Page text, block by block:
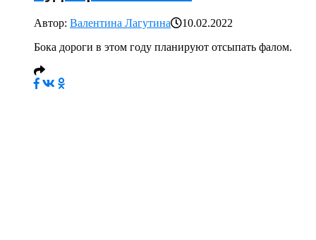
Автор: Валентина Лагутина
10.02.2022
Бока дороги в этом году планируют отсыпать фалом.